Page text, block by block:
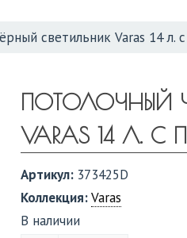
светильник Varas 14 л.
ПОТОЛОЧНЫЙ
VARAS 14 Л. С
Артикул: 373425D
Коллекция:Varas
В наличии